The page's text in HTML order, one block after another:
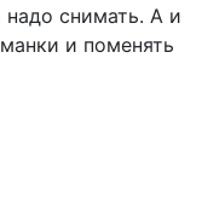
снимать. А и
и поменять